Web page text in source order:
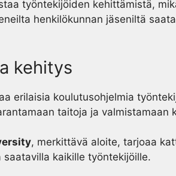
työntekijöiden kehittämistä,
henkilökunnan jäseniltä
kehitys
erilaisia koulutusohjelmia
taitoja ja valmistamaan
, merkittävä aloite, tarjoaa
saatavilla kaikille työntekijöille.